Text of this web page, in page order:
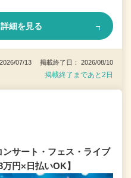
詳細を見る
07/13 掲載終了日： 2026/08/10
掲載終了まであと2日
サート・フェス・ライブ
円×日払いOK】